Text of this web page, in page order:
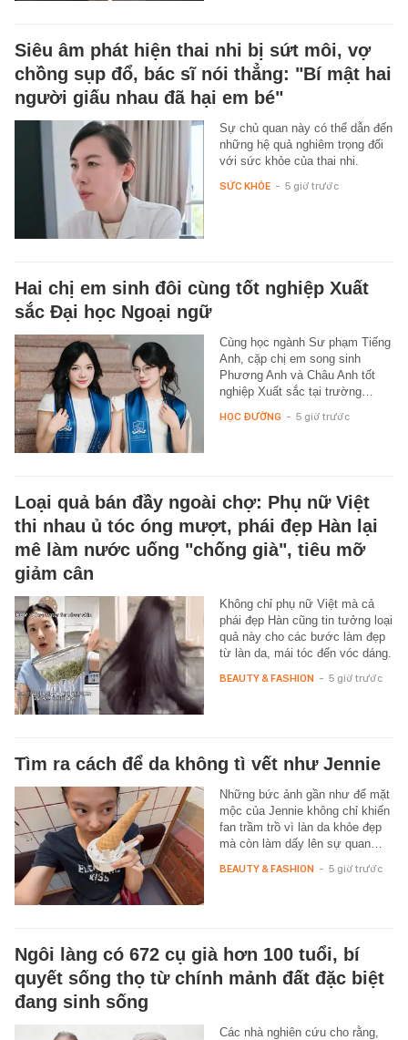
Siêu âm phát hiện thai nhi bị sứt môi, vợ
chồng sụp đổ, bác sĩ nói thẳng: "Bí mật hai
người giấu nhau đã hại em bé"
Sự chủ quan này có thể dẫn đến
những hệ quả nghiêm trọng đối
với sức khỏe của thai nhi.
SỨC KHỎE - 5 giờ trước
Hai chị em sinh đôi cùng tốt nghiệp Xuất
sắc Đại học Ngoại ngữ
Cùng học ngành Sư phạm Tiếng
Anh, cặp chị em song sinh
Phương Anh và Châu Anh tốt
nghiệp Xuất sắc tại trường…
HỌC ĐƯỜNG - 5 giờ trước
Loại quả bán đầy ngoài chợ: Phụ nữ Việt
thi nhau ủ tóc óng mượt, phái đẹp Hàn lại
mê làm nước uống "chống già", tiêu mỡ
giảm cân
Không chỉ phụ nữ Việt mà cả
phái đẹp Hàn cũng tin tưởng loại
quả này cho các bước làm đẹp
từ làn da, mái tóc đến vóc dáng.
BEAUTY & FASHION - 5 giờ trước
Tìm ra cách để da không tì vết như Jennie
Những bức ảnh gần như để mặt
mộc của Jennie không chỉ khiến
fan trầm trồ vì làn da khỏe đẹp
mà còn làm dấy lên sự quan…
BEAUTY & FASHION - 5 giờ trước
Ngôi làng có 672 cụ già hơn 100 tuổi, bí
quyết sống thọ từ chính mảnh đất đặc biệt
đang sinh sống
Các nhà nghiên cứu cho rằng,